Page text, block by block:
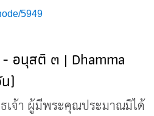
5949
- อนุสติ ๓ | Dhamma
)
เจ้า ผู้มีพระคุณประมาณมิได้